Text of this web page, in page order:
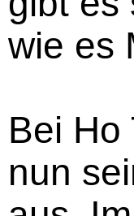
wie es
Bei Ho
nun